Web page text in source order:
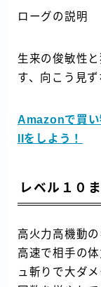
ローグの説明
生来の俊敏性
す、向こう見ず
Amazonで買
IIをしよう！
レベル１０
高火力高機動
高速で相手の
ュ斬りで大ダ